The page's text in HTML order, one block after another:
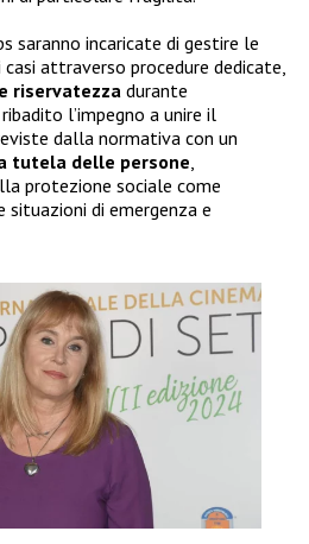
saranno incaricate di gestire le
attraverso procedure dedicate,
riservatezzadurante
l’impegno a unire il
dalla normativa con un
tutela delle persone,
protezione sociale come
di emergenza e